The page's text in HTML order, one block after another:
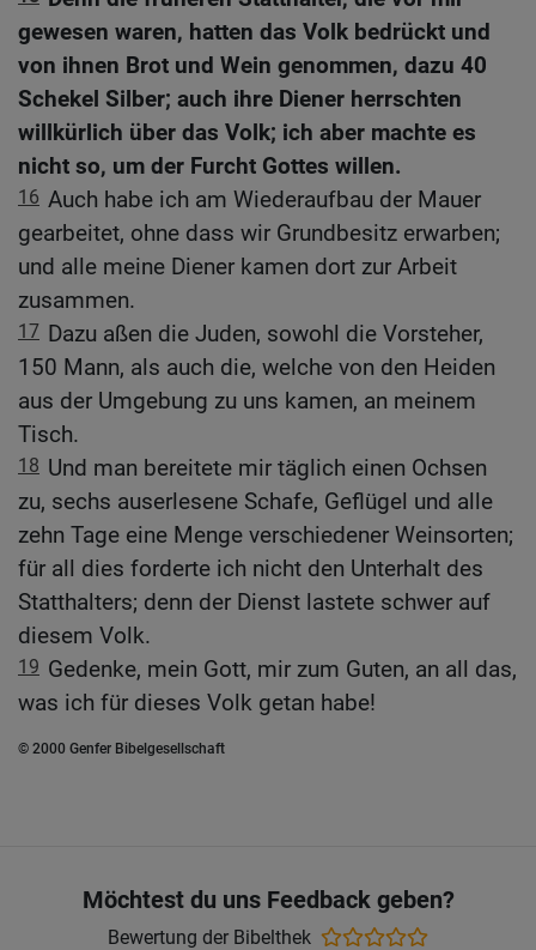
gewesen waren, hatten das Volk bedrückt und
von ihnen Brot und Wein genommen, dazu 40
Schekel Silber; auch ihre Diener herrschten
willkürlich über das Volk; ich aber machte es
nicht so, um der Furcht Gottes willen.
16 Auch habe ich am Wiederaufbau der Mauer
gearbeitet, ohne dass wir Grundbesitz erwarben;
und alle meine Diener kamen dort zur Arbeit
zusammen.
17 Dazu aßen die Juden, sowohl die Vorsteher,
150 Mann, als auch die, welche von den Heiden
aus der Umgebung zu uns kamen, an meinem
Tisch.
18 Und man bereitete mir täglich einen Ochsen
zu, sechs auserlesene Schafe, Geflügel und alle
zehn Tage eine Menge verschiedener Weinsorten;
für all dies forderte ich nicht den Unterhalt des
Statthalters; denn der Dienst lastete schwer auf
diesem Volk.
19 Gedenke, mein Gott, mir zum Guten, an all das,
was ich für dieses Volk getan habe!
© 2000 Genfer Bibelgesellschaft
Möchtest du uns Feedback geben?
Bewertung der Bibelthek